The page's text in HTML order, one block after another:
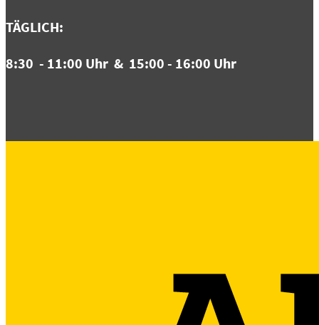
TÄGLICH:
8:30 - 11:00 Uhr & 15:00 - 16:00 Uhr